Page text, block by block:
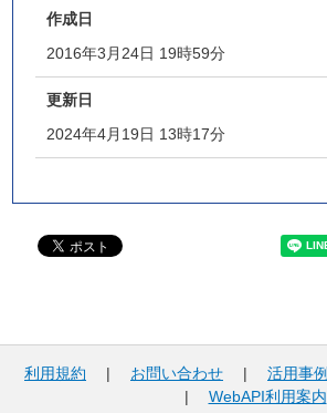
作成日
2016年3月24日 19時59分
更新日
2024年4月19日 13時17分
利用規約 | お問い合わせ | 活用事例
| WebAPI利用案内